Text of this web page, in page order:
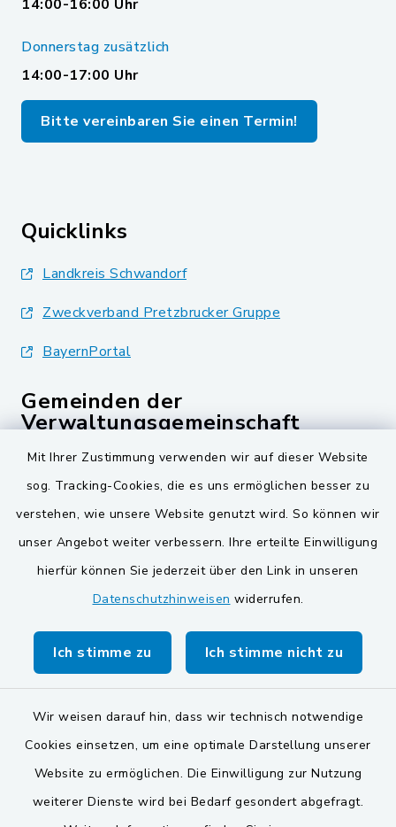
Mit Ihrer Zustimmung verwenden wir auf dieser Website
sog. Tracking-Cookies, die es uns ermöglichen besser zu
verstehen, wie unsere Website genutzt wird. So können wir
unser Angebot weiter verbessern. Ihre erteilte Einwilligung
hierfür können Sie jederzeit über den Link in unseren
Datenschutzhinweisen widerrufen.
Ich stimme zu Ich stimme nicht zu
Wir weisen darauf hin, dass wir technisch notwendige
Cookies einsetzen, um eine optimale Darstellung unserer
Website zu ermöglichen. Die Einwilligung zur Nutzung
weiterer Dienste wird bei Bedarf gesondert abgefragt.
14:00-16:00 Uhr
Donnerstag zusätzlich
14:00-17:00 Uhr
Bitte vereinbaren Sie einen Termin!
Quicklinks
Landkreis Schwandorf
Zweckverband Pretzbrucker Gruppe
BayernPortal
Gemeinden der
Verwaltungsgemeinschaft
Gemeinde Schwarzach bei Nabburg
Gemeinde Stulln
Kontakt
Datenschutz